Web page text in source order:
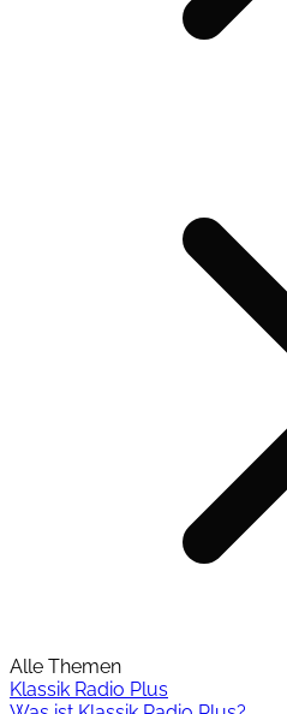
Alle Themen
Klassik Radio Plus